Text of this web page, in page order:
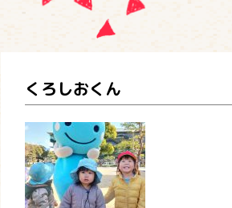
くろしおくん